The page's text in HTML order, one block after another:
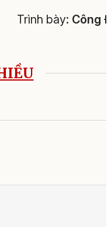
Trình bày: Công